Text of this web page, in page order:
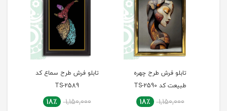
تابلو فرش طرح سماع کد
TS-2589
1,150,000 18٪
تابلو فرش طرح پله‌های
سعادت کد TS-2588
1,700,000 18٪